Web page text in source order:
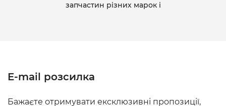
запчастин різних марок і
E-mail розсилка
Бажаєте отримувати ексклюзивні пропозиції,